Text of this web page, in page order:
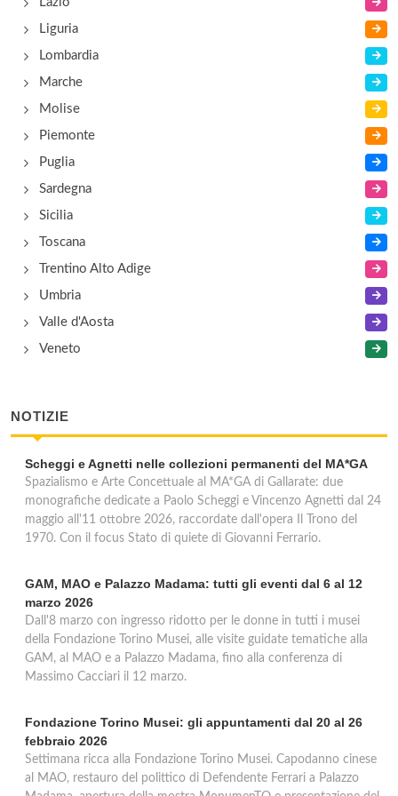
Liguria
Lombardia
Marche
Molise
Piemonte
Puglia
Sardegna
Sicilia
Toscana
Trentino Alto Adige
Umbria
Valle d'Aosta
Veneto
NOTIZIE
Scheggi e Agnetti nelle collezioni permanenti del MA*GA
Spazialismo e Arte Concettuale al MA*GA di Gallarate: due
monografiche dedicate a Paolo Scheggi e Vincenzo Agnetti dal 24
maggio all'11 ottobre 2026, raccordate dall'opera Il Trono del
1970. Con il focus Stato di quiete di Giovanni Ferrario.
GAM, MAO e Palazzo Madama: tutti gli eventi dal 6 al 12
marzo 2026
Dall'8 marzo con ingresso ridotto per le donne in tutti i musei
della Fondazione Torino Musei, alle visite guidate tematiche alla
GAM, al MAO e a Palazzo Madama, fino alla conferenza di
Massimo Cacciari il 12 marzo.
Fondazione Torino Musei: gli appuntamenti dal 20 al 26
febbraio 2026
Settimana ricca alla Fondazione Torino Musei. Capodanno cinese
al MAO, restauro del polittico di Defendente Ferrari a Palazzo